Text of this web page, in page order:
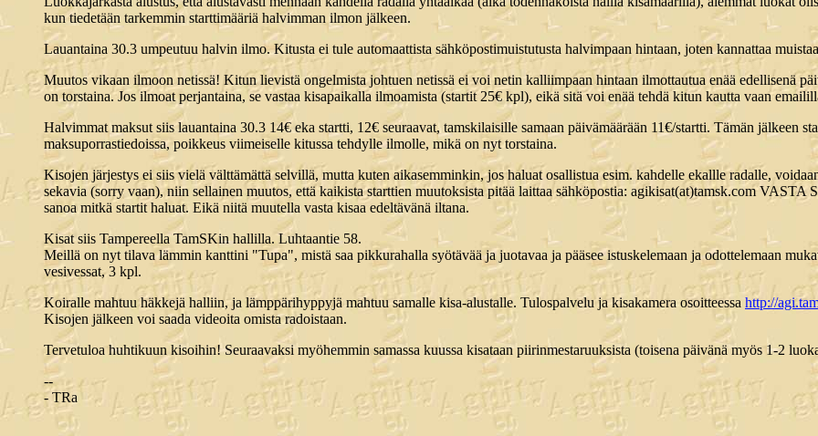
kun tiedetään tarkemmin starttimääriä halvimman ilmon jälkeen.
Lauantaina 30.3 umpeutuu halvin ilmo. Kitusta ei tule automaattista sähköpostimuistutusta halvimpaan hintaan, joten kannattaa
Muutos vikaan ilmoon netissä! Kitun lievistä ongelmista johtuen netissä ei voi netin kalliimpaan hintaan ilmottautua enää edellisenä
on torstaina. Jos ilmoat perjantaina, se vastaa kisapaikalla ilmoamista (startit 25€ kpl), eikä sitä voi enää tehdä kitun kautta vaan
Halvimmat maksut siis lauantaina 30.3 14€ eka startti, 12€ seuraavat, tamskilaisille samaan päivämäärään 11€/startti. Tämän jälkeen
maksuporrastiedoissa, poikkeus viimeiselle kitussa tehdylle ilmolle, mikä on nyt torstaina.
Kisojen järjestys ei siis vielä välttämättä selvillä, mutta kuten aikasemminkin, jos haluat osallistua esim. kahdelle ekallle radalle,
sekavia (sorry vaan), niin sellainen muutos, että kaikista starttien muutoksista pitää laittaa sähköpostia: agikisat(at)tamsk.com
sanoa mitkä startit haluat. Eikä niitä muutella vasta kisaa edeltävänä iltana.
Kisat siis Tampereella TamSKin hallilla. Luhtaantie 58.
Meillä on nyt tilava lämmin kanttini "Tupa", mistä saa pikkurahalla syötävää ja juotavaa ja pääsee istuskelemaan ja odottelemaan
vesivessat, 3 kpl.
Koiralle mahtuu häkkejä halliin, ja lämppärihyppyjä mahtuu samalle kisa-alustalle. Tulospalvelu ja kisakamera osoitteessa http://
Kisojen jälkeen voi saada videoita omista radoistaan.
Tervetuloa huhtikuun kisoihin! Seuraavaksi myöhemmin samassa kuussa kisataan piirinmestaruuksista (toisena päivänä myös 1-2
--
- TRa